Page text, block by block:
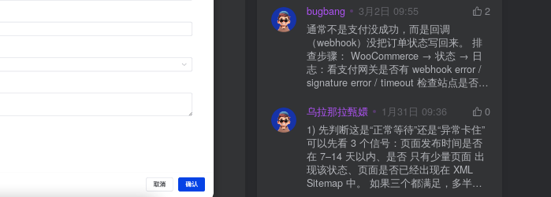
立刻清缓存，去前台检查首页、文章
页、按钮、表单这些关键位置。 最好再
装个支持版本回滚的插件，万一崩了，
一秒切回旧版。 总结来说：先备份、分
批更、更完查、留退路，稳得很✅😎希望
能帮到你
bugbang 3月2日 09:55
2
通常不是支付没成功，而是回调
（webhook）没把订单状态写回来。 排
查步骤： WooCommerce → 状态 → 日
志：看支付网关是否有 webhook error /
signature error / timeout 检查站点是否被
全插件） 检查是否启用了“缓存结账页/接
口路径”（结账页和回调接口不应缓存）
看服务器错误日志是否有 500/致命错误
导致回调执行中断 解决方案： 放行 wp-
json、wc-api、支付网关回调 URL（按网
关文档配置） 关闭结账页的缓存与 JS
合并压缩测试一次 若使用 Cloudflare：
乌拉那拉甄嬛 1月31日 09:36
0
1) 先判断这是“正常等待”还是“异常卡住”
可以先看 3 个信号：页面发布时间是否
在 7–14 天以内、是否 只有少量页面 出
现该状态、页面是否已经出现在 XML
Sitemap 中。 如果三个都满足，多半属